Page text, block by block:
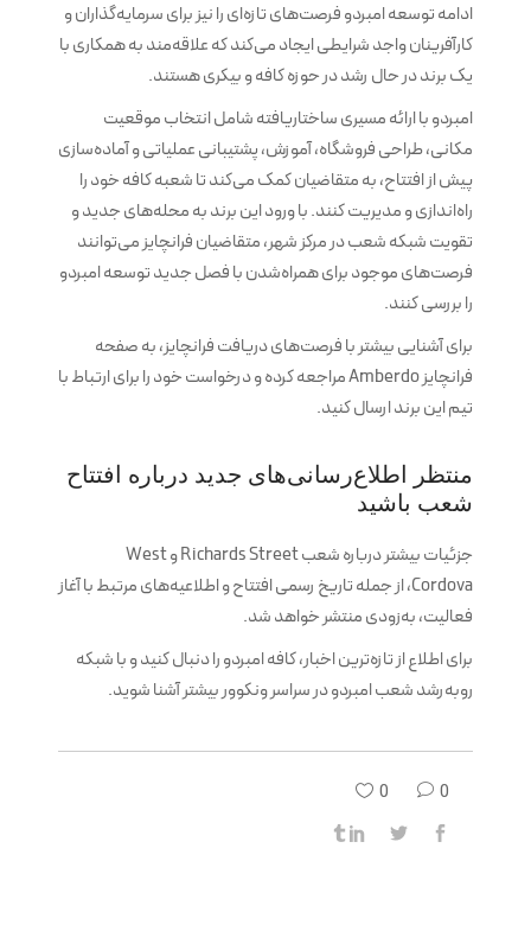
ادامه توسعه امبردو فرصت‌های تازه‌ای را نیز برای سرمایه‌گذاران و
کارآفرینان واجد شرایطی ایجاد می‌کند که علاقه‌مند به همکاری با
یک برند در حال رشد در حوزه کافه و بیکری هستند.
امبردو با ارائه مسیری ساختاریافته شامل انتخاب موقعیت
مکانی، طراحی فروشگاه، آموزش، پشتیبانی عملیاتی و آماده‌سازی
پیش از افتتاح، به متقاضیان کمک می‌کند تا شعبه کافه خود را
راه‌اندازی و مدیریت کنند. با ورود این برند به محله‌های جدید و
تقویت شبکه شعب در مرکز شهر، متقاضیان فرانچایز می‌توانند
فرصت‌های موجود برای همراه‌شدن با فصل جدید توسعه امبردو
را بررسی کنند.
برای آشنایی بیشتر با فرصت‌های دریافت فرانچایز، به صفحه
فرانچایز Amberdo مراجعه کرده و درخواست خود را برای ارتباط با
تیم این برند ارسال کنید.
منتظر اطلاع‌رسانی‌های جدید درباره افتتاح
شعب باشید
جزئیات بیشتر درباره شعب Richards Street و West
Cordova، از جمله تاریخ رسمی افتتاح و اطلاعیه‌های مرتبط با آغاز
فعالیت، به‌زودی منتشر خواهد شد.
برای اطلاع از تازه‌ترین اخبار، کافه امبردو را دنبال کنید و با شبکه
روبه‌رشد شعب امبردو در سراسر ونکوور بیشتر آشنا شوید.
0
0